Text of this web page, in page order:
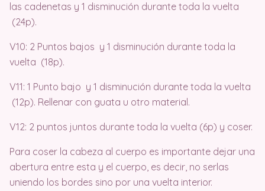
las cadenetas y 1 disminución durante toda la vuelta
(24p).
V10: 2 Puntos bajos y 1 disminución durante toda la
vuelta (18p).
V11: 1 Punto bajo y 1 disminución durante toda la vuelta
(12p). Rellenar con guata u otro material.
V12: 2 puntos juntos durante toda la vuelta (6p) y coser.
Para coser la cabeza al cuerpo es importante dejar una
abertura entre esta y el cuerpo, es decir, no serlas
uniendo los bordes sino por una vuelta interior.